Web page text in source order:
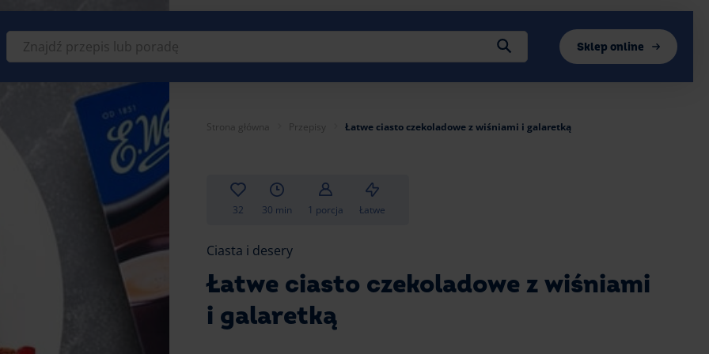
Znajdź
przepis
lub
Sklep online
Strona główna Przepisy Łatwe ciasto czekoladowe z wiśniami i galaretką
32 30 min 1 porcja Łatwe
Ciasta i desery
Łatwe ciasto czekoladowe z wiśniami
i galaretką